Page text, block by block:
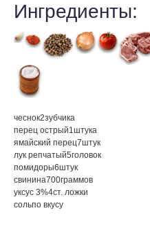
Ингредиенты:
чеснок2зубчика
перец острый1штука
ямайский перец7штук
лук репчатый5головок
помидоры6штук
свинина700граммов
уксус 3%4ст. ложки
сольпо вкусу